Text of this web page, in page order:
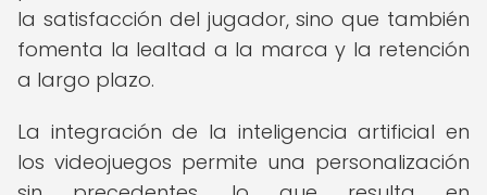
la satisfacción del jugador, sino que también
fomenta la lealtad a la marca y la retención
a largo plazo.
La integración de la inteligencia artificial en
los videojuegos permite una personalización